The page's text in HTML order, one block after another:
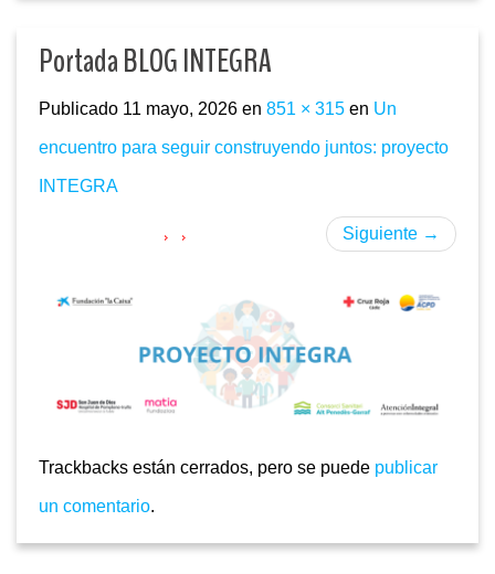
Portada BLOG INTEGRA
Publicado 11 mayo, 2026 en 851 × 315 en Un
encuentro para seguir construyendo juntos: proyecto
INTEGRA
Siguiente →
Trackbacks están cerrados, pero se puede publicar
un comentario.